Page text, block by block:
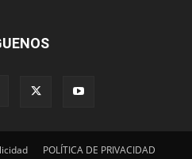
POLÍTICA DE PRIVACIDAD